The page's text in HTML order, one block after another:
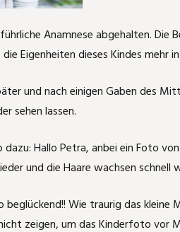
Anamnese abgehalten.
Eigenheiten dieses Kindes
und nach einigen Gaben des
sehen lassen.
Hallo Petra, anbei ein Foto
und die Haare wachsen schnell
beglückend!! Wie traurig das
zeigen, um das Kinderfoto vor
bei einem
deutlich
bei PMS